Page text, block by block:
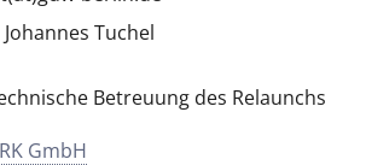
Tuchel
Betreuung des Relaunchs
GmbH